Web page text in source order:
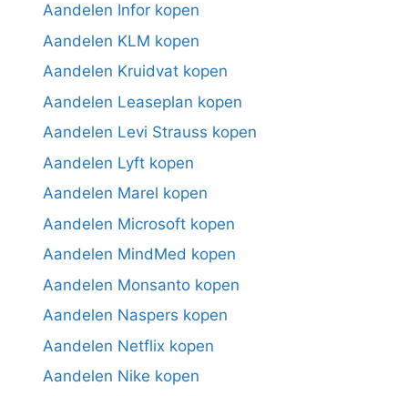
Aandelen Infor kopen
Aandelen KLM kopen
Aandelen Kruidvat kopen
Aandelen Leaseplan kopen
Aandelen Levi Strauss kopen
Aandelen Lyft kopen
Aandelen Marel kopen
Aandelen Microsoft kopen
Aandelen MindMed kopen
Aandelen Monsanto kopen
Aandelen Naspers kopen
Aandelen Netflix kopen
Aandelen Nike kopen